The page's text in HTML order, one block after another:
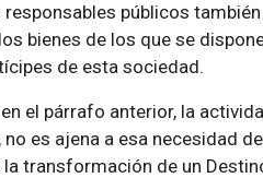
públicos
bienes de los que se
de esta sociedad.
el párrafo anterior, la
es ajena a esa necesidad
transformación de un